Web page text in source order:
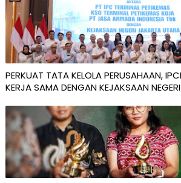
PERKUAT TATA KELOLA PERUSAHAAN,
KERJA SAMA DENGAN KEJAKSAAN